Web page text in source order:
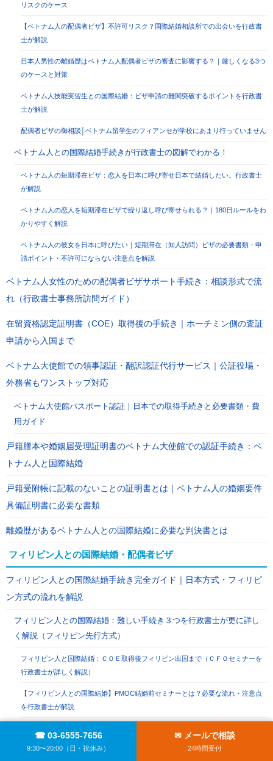
リスクのケース
【ベトナム人の配偶者ビザ】不許可リスク？国際結婚相談所での出会いを行政書
士が解説
日本人男性の離婚歴はベトナム人配偶者ビザの審査に影響する？｜厳しくなる3つ
のケースと対策
ベトナム人技能実習生との国際結婚：ビザ申請の難関突破するポイントを行政書
士が解説
配偶者ビザの御相談│ベトナム留学生のフィアンセが学校にあまり行っていません
ベトナム人との国際結婚手続きが行政書士の図解でわかる！
ベトナム人の短期滞在ビザ：恋人を日本に呼び寄せ日本で結婚したい。行政書士
が解説
ベトナム人の恋人を短期滞在ビザで繰り返し呼び寄せられる？｜180日ルールをわ
かりやすく解説
ベトナム人の彼女を日本に呼びたい｜短期滞在（知人訪問）ビザの必要書類・申
請ポイント・不許可にならない注意点を解説
ベトナム人女性のための配偶者ビザサポート手続き：相談形式で流
れ（行政書士事務所訪問ガイド）
在留資格認定証明書（COE）取得後の手続き｜ホーチミン側の査証
申請から入国まで
ベトナム大使館での領事認証・翻訳認証代行サービス｜公証役場・
外務省もワンストップ対応
ベトナム大使館パスポート認証｜日本での取得手続きと必要書類・費
用ガイド
戸籍謄本や婚姻届受理証明書のベトナム大使館での認証手続き：ベ
トナム人と国際結婚
戸籍受附帳に記載のないことの証明書とは｜ベトナム人の婚姻要件
具備証明書に必要な書類
離婚歴があるベトナム人との国際結婚に必要な判決書とは
フィリピン人との国際結婚・配偶者ビザ
フィリピン人との国際結婚手続き完全ガイド｜日本方式・フィリピ
ン方式の流れを解説
フィリピン人との国際結婚：難しい手続き３つを行政書士が更に詳し
く解説（フィリピン先行方式）
フィリピン人と国際結婚：ＣＯＥ取得後フィリピン出国まで（ＣＦＯセミナーを
行政書士が詳しく解説）
【フィリピン人との国際結婚】PMOC結婚前セミナーとは？必要な流れ・注意点
を行政書士が解説
交際期間が短いフィリピン人の配偶者ビザ取得を行政書士が解説
☎ 03-6555-7656
9:30〜20:00（日・祝休み）
✉ メールで相談
24時間受付